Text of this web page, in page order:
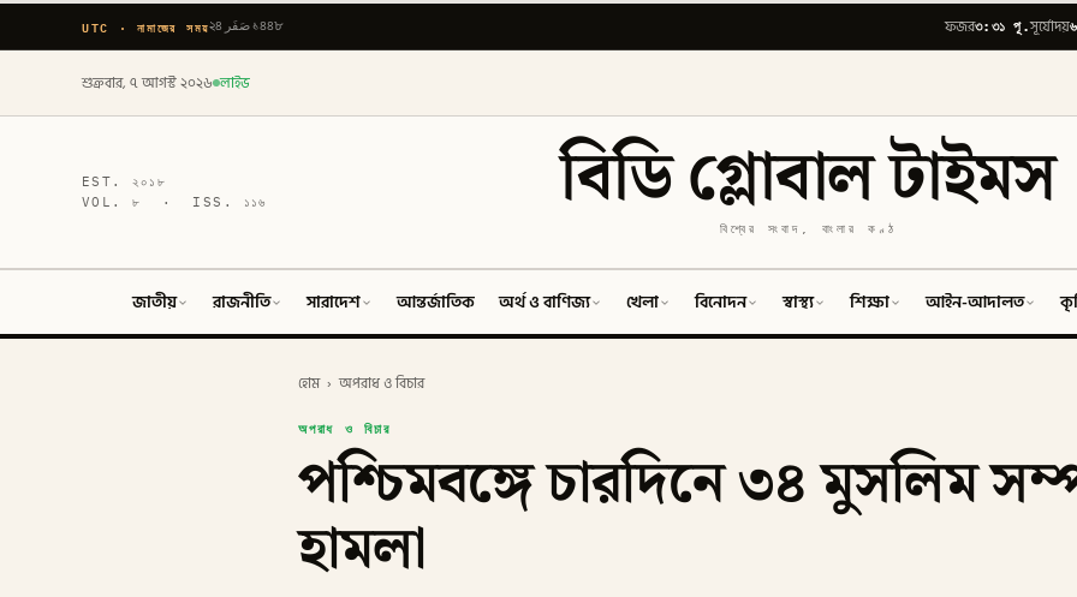
UTC · নামাজের সময় ২৪ صَفَر ১৪৪৮ ফজর৩:৩১ পূ.সূর্যোদয়
শুক্রবার, ৭ আগস্ট ২০২৬ লাইভ
EST.২০১৮
VOL.৮ · ISS. ১১৬ বিডি গ্লোবাল টাইমস
বিশ্বের সংবাদ, বাংলার কণ্ঠ
জাতীয় রাজনীতি সারাদেশ আন্তর্জাতিক অর্থ ও বাণিজ্য খেলা বিনোদন স্বাস্থ্য শিক্ষা আইন-আদালত
হোম › অপরাধ ও বিচার
অপরাধ ও বিচার
পশ্চিমবঙ্গে চারদিনে ৩৪ মুসলিম
হামলা